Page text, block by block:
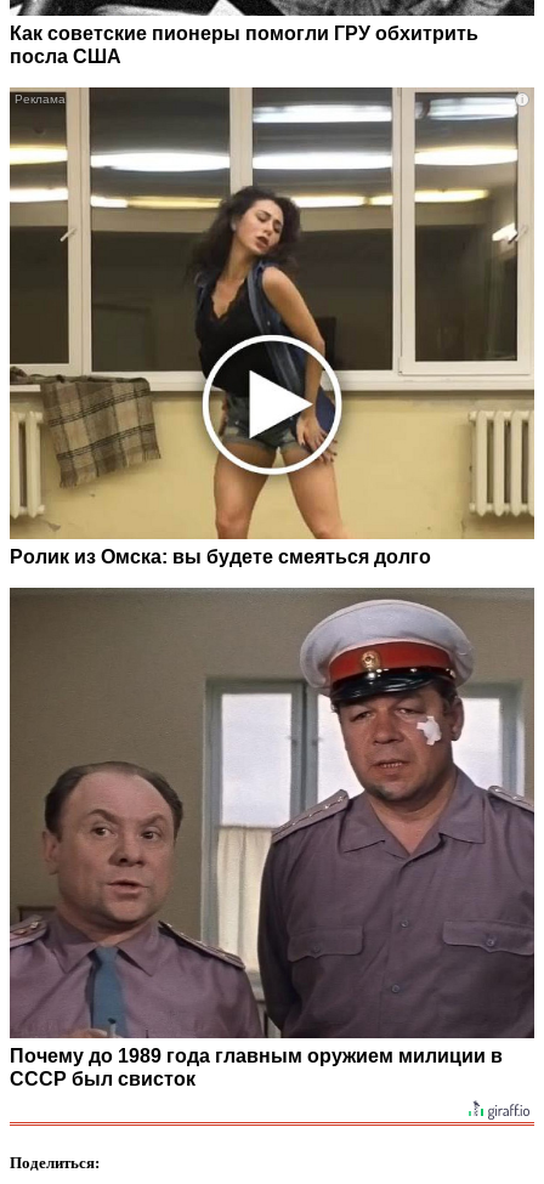
Как советские пионеры помогли ГРУ обхитрить
посла США
i
Ролик из Омска: вы будете смеяться долго
Почему до 1989 года главным оружием милиции в
СССР был свисток
Поделиться: